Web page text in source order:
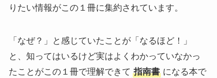
りたい情報がこの１冊に集約されています。
「なぜ？」と感じていたことが「なるほど！」
と、知ってはいるけど実はよくわかっていなかっ
たことがこの１冊で理解できて 指南書 になる本で